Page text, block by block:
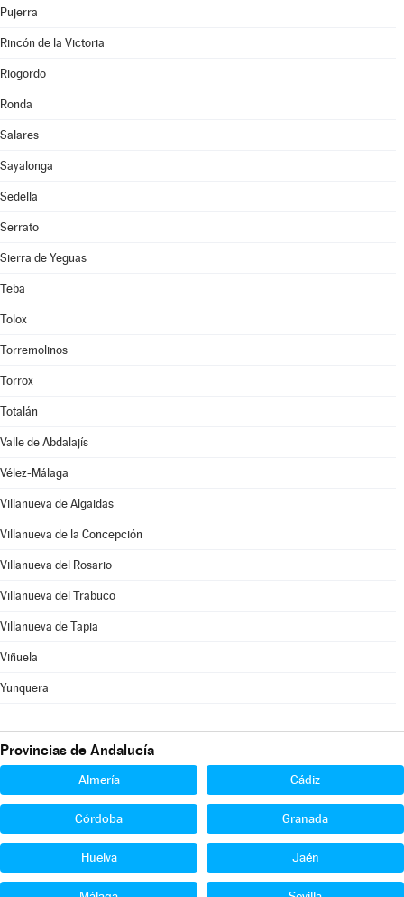
Pujerra
Rincón de la Victoria
Riogordo
Ronda
Salares
Sayalonga
Sedella
Serrato
Sierra de Yeguas
Teba
Tolox
Torremolinos
Torrox
Totalán
Valle de Abdalajís
Vélez-Málaga
Villanueva de Algaidas
Villanueva de la Concepción
Villanueva del Rosario
Villanueva del Trabuco
Villanueva de Tapia
Viñuela
Yunquera
Provincias de Andalucía
Almería Cádiz
Córdoba Granada
Huelva Jaén